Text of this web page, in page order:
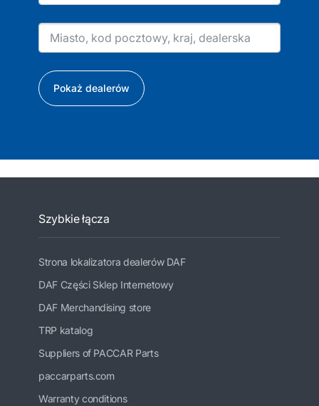
Pokaż dealerów
Szybkie łącza
Strona lokalizatora dealerów DAF
DAF Części Sklep Internetowy
DAF Merchandising store
TRP katalog
Suppliers of PACCAR Parts
paccarparts.com
Warranty conditions